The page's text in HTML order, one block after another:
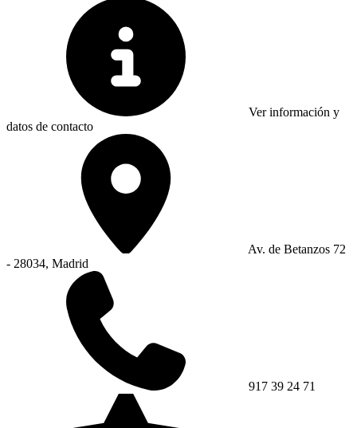
Ver información y
datos de contacto
Av. de Betanzos 72
- 28034, Madrid
917 39 24 71